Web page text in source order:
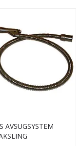
AVSUGSYSTEM